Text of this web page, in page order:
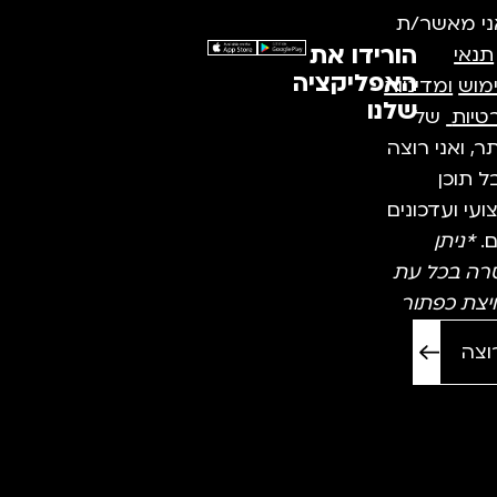
מאשר/ת
תנאי
ומדיניות
של
ואני רוצה
תוכן
ועדכונים
*ניתן
בכל עת
כפתור
הורידו את
האפליקציה
שלנו